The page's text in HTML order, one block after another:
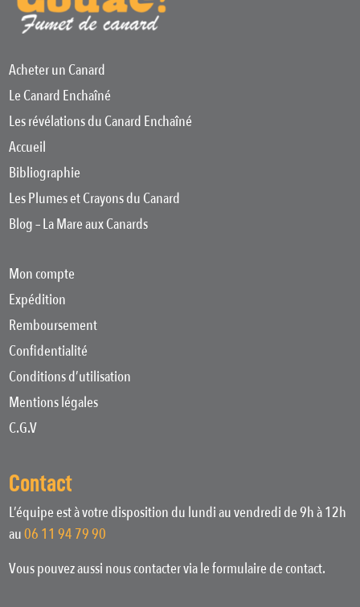
Acheter un Canard
Le Canard Enchaîné
Les révélations du Canard Enchaîné
Accueil
Bibliographie
Les Plumes et Crayons du Canard
Blog – La Mare aux Canards
Mon compte
Expédition
Remboursement
Confidentialité
Conditions d’utilisation
Mentions légales
C.G.V
Contact
L’équipe est à votre disposition du lundi au vendredi de 9h à 12h
au06 11 94 79 90
Vous pouvez aussi nous contacter via le formulaire de contact.